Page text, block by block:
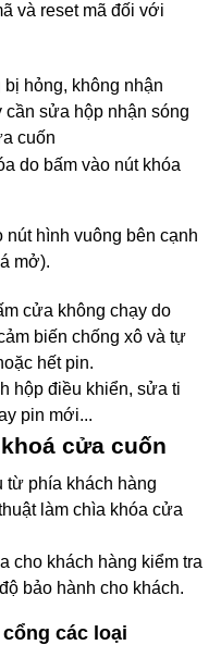
và reset mã đối với
hỏng, không nhận
sửa hộp nhận sóng
cuốn
do bấm vào nút khóa
hình vuông bên cạnh
mở).
cửa không chạy do
biến chống xô và tự
hết pin.
hộp điều khiển, sửa ti
pin mới...
cửa cuốn
từ phía khách hàng
làm chìa khóa cửa
cho khách hàng kiểm tra
bảo hành cho khách.
các loại